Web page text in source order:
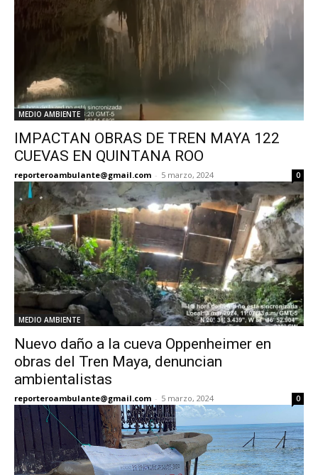
MEDIO AMBIENTE
IMPACTAN OBRAS DE TREN MAYA 122
CUEVAS EN QUINTANA ROO
reporteroambulante@gmail.com - 5 marzo, 2024 0
MEDIO AMBIENTE
Nuevo daño a la cueva Oppenheimer en
obras del Tren Maya, denuncian
ambientalistas
reporteroambulante@gmail.com - 5 marzo, 2024 0